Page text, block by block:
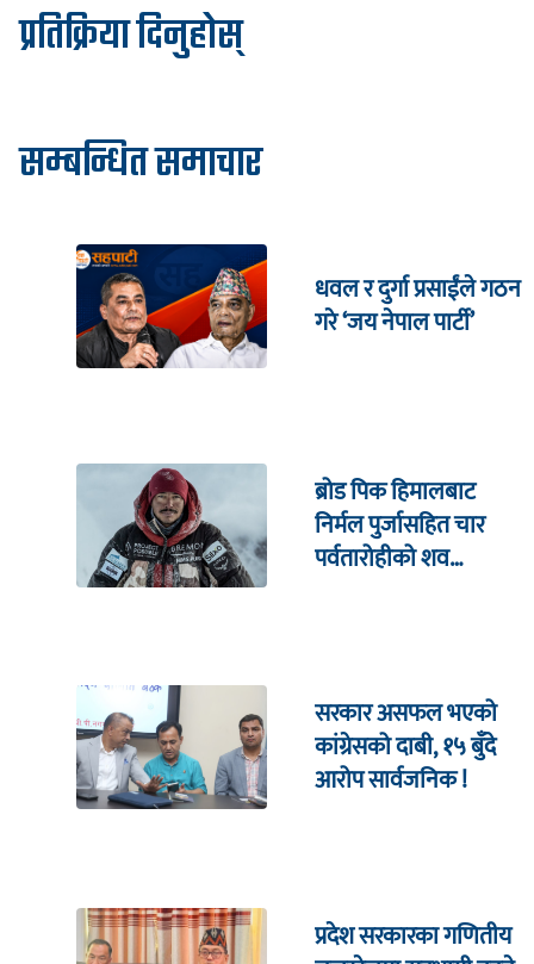
प्रतिक्रिया दिनुहोस्
सम्बन्धित समाचार
धवल र दुर्गा प्रसाईंले गठन
गरे ‘जय नेपाल पार्टी’
ब्रोड पिक हिमालबाट
निर्मल पुर्जासहित चार
पर्वतारोहीको शव
सरकार असफल भएको
कांग्रेसको दाबी, १५ बुँदे
आरोप सार्वजनिक !
प्रदेश सरकारका गणितीय